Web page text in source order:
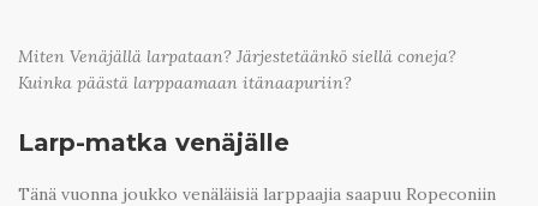
SEARCH
Miten Venäjällä larpataan? Järjestetäänkö siellä coneja?
Kuinka päästä larppaamaan itänaapuriin?
Larp-matka venäjälle
Tänä vuonna joukko venäläisiä larppaajia saapuu Ropeconiin